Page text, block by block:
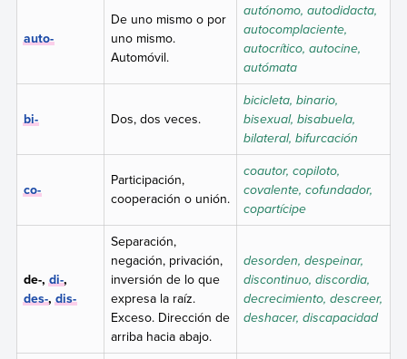
auto-
De uno mismo o por
uno mismo.
Automóvil.
autónomo, autodidacta,
autocomplaciente,
autocrítico, autocine,
autómata
bi- Dos, dos veces.
bicicleta, binario,
bisexual, bisabuela,
bilateral, bifurcación
co-
Participación,
cooperación o unión.
coautor, copiloto,
covalente, cofundador,
copartícipe
de-,di-,
des-,dis-
Separación,
negación, privación,
inversión de lo que
expresa la raíz.
Exceso. Dirección de
arriba hacia abajo.
desorden, despeinar,
discontinuo, discordia,
decrecimiento, descreer,
deshacer, discapacidad